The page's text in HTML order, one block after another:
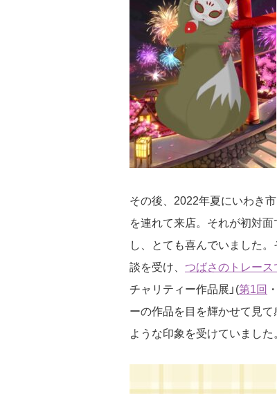
その後、2022年夏にいわき
を連れて来店。それが初対面
し、とても喜んでいました
談を受け、 つばさのトレー
チャリティー作品展」(第1回 ・
ーの作品を目を輝かせて見
ような印象を受けていました。